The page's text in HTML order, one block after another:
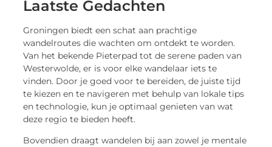
Laatste Gedachten
Groningen biedt een schat aan prachtige
wandelroutes die wachten om ontdekt te worden.
Van het bekende Pieterpad tot de serene paden van
Westerwolde, er is voor elke wandelaar iets te
vinden. Door je goed voor te bereiden, de juiste tijd
te kiezen en te navigeren met behulp van lokale tips
en technologie, kun je optimaal genieten van wat
deze regio te bieden heeft.
Bovendien draagt wandelen bij aan zowel je mentale